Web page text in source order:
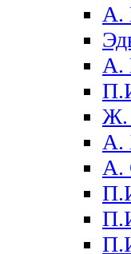
А.
А.
Ж.
А.
А.